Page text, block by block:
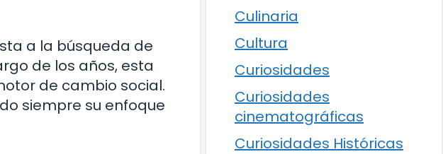
a la búsqueda de
de los años, esta
de cambio social.
siempre su enfoque
Culinaria
Cultura
Curiosidades
Curiosidades
cinematográficas
Curiosidades Históricas